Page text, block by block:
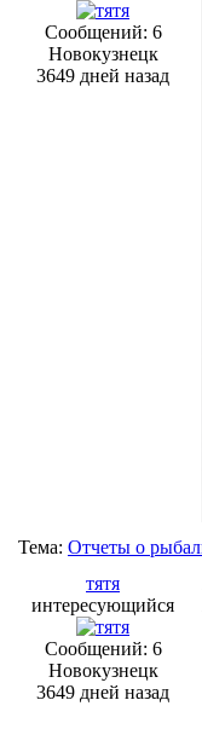
Сообщений: 6
Новокузнецк
3649 дней назад
Тема: Отчеты о
тятя
интересующийся
Сообщений: 6
Новокузнецк
3649 дней назад